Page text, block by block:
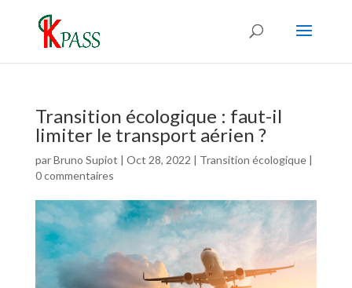
Transition écologique : faut-il
limiter le transport aérien ?
parBruno Supiot | Oct 28, 2022 | Transition écologique|
0 commentaires